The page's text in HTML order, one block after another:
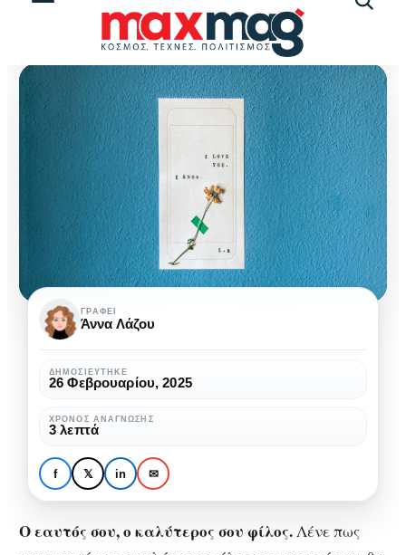
Ο εαυτός σου, ο
καλύτερος σου φίλος
εαυτός
σου,
καλύτερος
σου
φίλος
ΓΡΆΦΕΙ
Άννα Λάζου
ΔΗΜΟΣΙΕΎΤΗΚΕ
26 Φεβρουαρίου, 2025
ΧΡΌΝΟΣ ΑΝΆΓΝΩΣΗΣ
3 λεπτά
f 𝕏 in ✉
Ο εαυτός σου, ο καλύτερος σου φίλος.Λένε πως